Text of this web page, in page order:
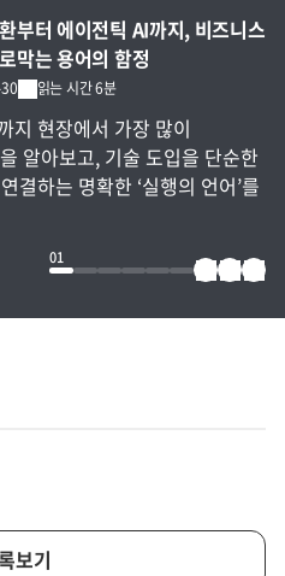
읽는 시간 6분
부터 에이전틱 AI까지, 비즈니스
막는 용어의 함정
지 현장에서 가장 많이
알아보고, 기술 도입을 단순한
결하는 명확한 ‘실행의 언어’를
01
보기